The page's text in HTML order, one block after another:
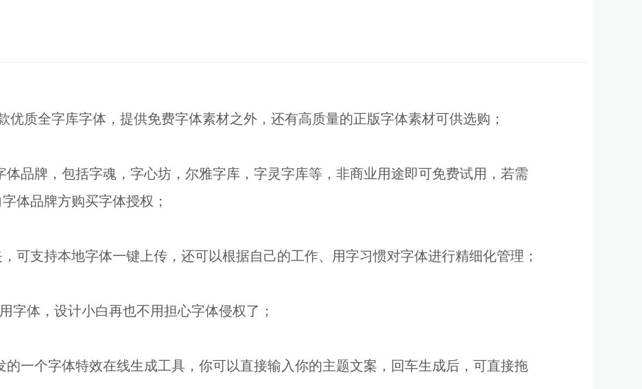
优质全字库字体，提供免费字体素材之外，还有高质量的正版字体素材可供选购；
体品牌，包括字魂，字心坊，尔雅字库，字灵字库等，非商业用途即可免费试用，若需
体品牌方购买字体授权；
可支持本地字体一键上传，还可以根据自己的工作、用字习惯对字体进行精细化管理；
字体，设计小白再也不用担心字体侵权了；
的一个字体特效在线生成工具，你可以直接输入你的主题文案，回车生成后，可直接拖